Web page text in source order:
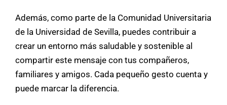
Además, como parte de la Comunidad Universitaria
de la Universidad de Sevilla, puedes contribuir a
crear un entorno más saludable y sostenible al
compartir este mensaje con tus compañeros,
familiares y amigos. Cada pequeño gesto cuenta y
puede marcar la diferencia.